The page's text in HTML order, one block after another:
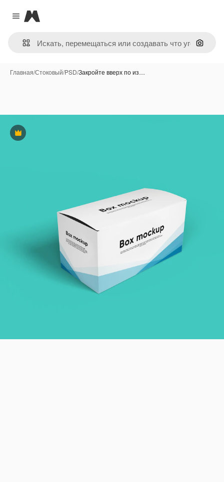
Close menu
Magnific
Поиск
Главная/Стоковый/PSD/Закройте вверх по из…
Премиум